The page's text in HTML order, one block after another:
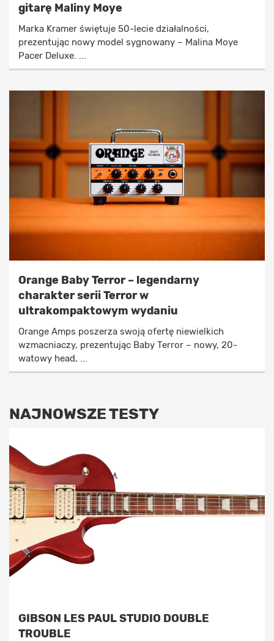
gitarę Maliny Moye
Marka Kramer świętuje 50-lecie działalności,
prezentując nowy model sygnowany – Malina Moye
Pacer Deluxe. ...
Orange Baby Terror – legendarny
charakter serii Terror w
ultrakompaktowym wydaniu
Orange Amps poszerza swoją ofertę niewielkich
wzmacniaczy, prezentując Baby Terror – nowy, 20-
watowy head, ...
NAJNOWSZE TESTY
GIBSON LES PAUL STUDIO DOUBLE
TROUBLE